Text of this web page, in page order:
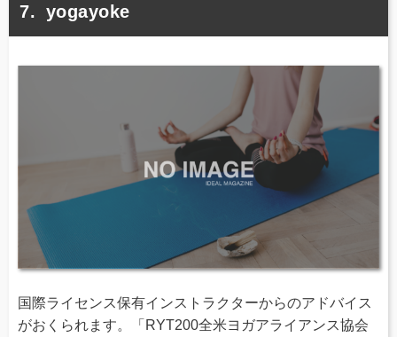
yogayoke
国際ライセンス保有インストラクターからのアドバイス
がおくられます。「RYT200全米ヨガアライアンス協会